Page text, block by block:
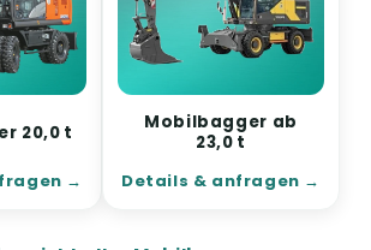
20,0 t
Mobilbagger ab
23,0 t
Details & anfragen